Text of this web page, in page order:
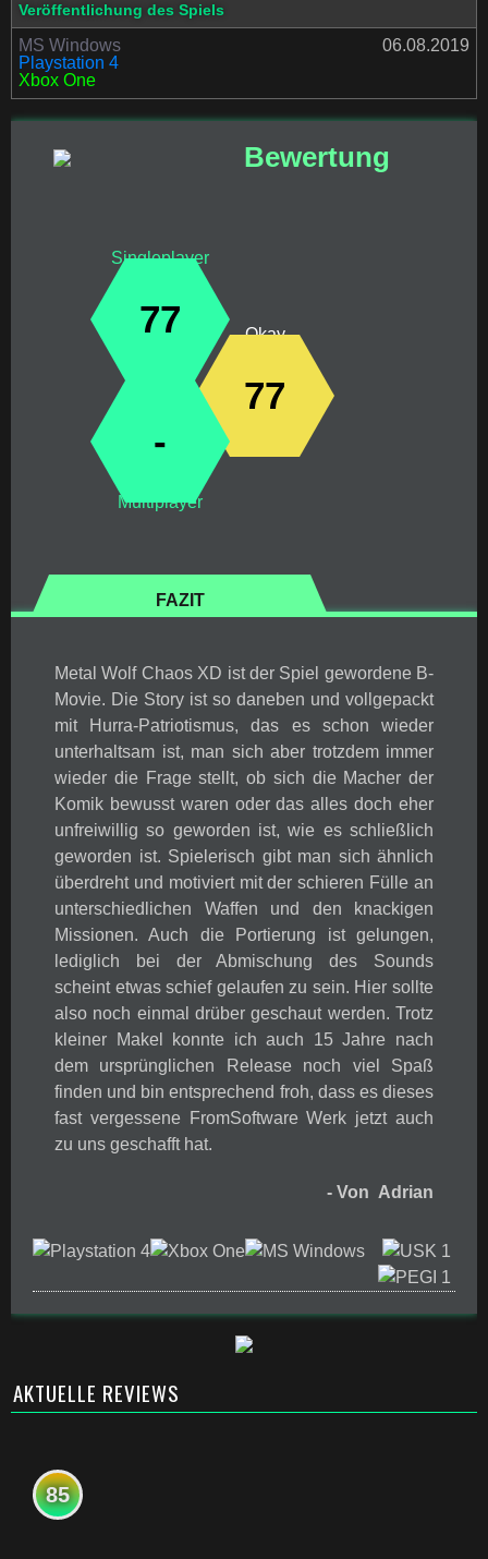
Veröffentlichung des Spiels
MS Windows
Playstation 4
Xbox One
06.08.2019
Bewertung
Singleplayer
77
77
Okay
-
Multiplayer
FAZIT
Metal Wolf Chaos XD ist der Spiel gewordene B-
Movie. Die Story ist so daneben und vollgepackt
mit Hurra-Patriotismus, das es schon wieder
unterhaltsam ist, man sich aber trotzdem immer
wieder die Frage stellt, ob sich die Macher der
Komik bewusst waren oder das alles doch eher
unfreiwillig so geworden ist, wie es schließlich
geworden ist. Spielerisch gibt man sich ähnlich
überdreht und motiviert mit der schieren Fülle an
unterschiedlichen Waffen und den knackigen
Missionen. Auch die Portierung ist gelungen,
lediglich bei der Abmischung des Sounds
scheint etwas schief gelaufen zu sein. Hier sollte
also noch einmal drüber geschaut werden. Trotz
kleiner Makel konnte ich auch 15 Jahre nach
dem ursprünglichen Release noch viel Spaß
finden und bin entsprechend froh, dass es dieses
fast vergessene FromSoftware Werk jetzt auch
zu uns geschafft hat.
- Von Adrian
AKTUELLE REVIEWS
85